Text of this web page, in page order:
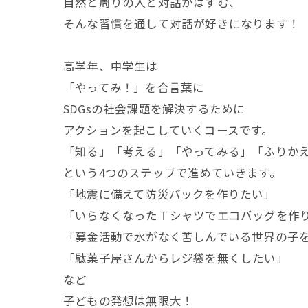
そんな習慣を通して対話が好きになります！
高学年、中学生は
「やってみ！」を合言葉に
SDGsの社会課題を解決するために
アクションを起こしていくコースです。
「知る」「考える」「やってみる」「ふりかえ
という4つのステップで進めていきます。
「地震に備えて防災バックを作りたい」
「いらなくなったＴシャツでエコバッグを作
「募金活動で水がなく苦しんでいる世界の子
「駄菓子屋さんからレジ袋を無くしたい」
など
子どもの発想は無限大！